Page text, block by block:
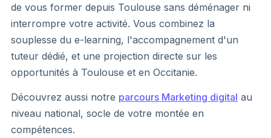
de vous former depuis Toulouse sans déménager ni
interrompre votre activité. Vous combinez la
souplesse du e-learning, l'accompagnement d'un
tuteur dédié, et une projection directe sur les
opportunités à Toulouse et en Occitanie.
Découvrez aussi notre parcours Marketing digital au
niveau national, socle de votre montée en
compétences.